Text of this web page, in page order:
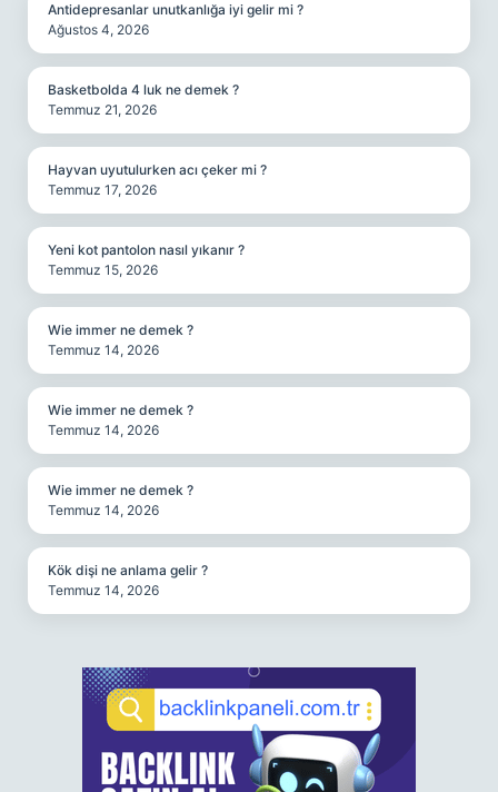
Antidepresanlar unutkanlığa iyi gelir mi ?
Ağustos 4, 2026
Basketbolda 4 luk ne demek ?
Temmuz 21, 2026
Hayvan uyutulurken acı çeker mi ?
Temmuz 17, 2026
Yeni kot pantolon nasıl yıkanır ?
Temmuz 15, 2026
Wie immer ne demek ?
Temmuz 14, 2026
Wie immer ne demek ?
Temmuz 14, 2026
Wie immer ne demek ?
Temmuz 14, 2026
Kök dişi ne anlama gelir ?
Temmuz 14, 2026